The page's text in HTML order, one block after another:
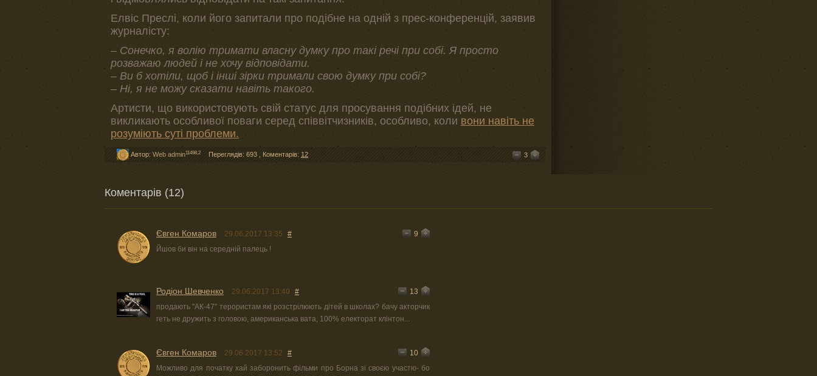
Елвіс Преслі, коли його запитали про подібне на одній з прес-конференцій, заявив
журналісту:
– Сонечко, я волію тримати власну думку про такі речі при собі. Я просто
розважаю людей і не хочу відповідати.
– Ви б хотіли, щоб і інші зірки тримали свою думку при собі?
– Ні, я не можу сказати навіть такого.
Артисти, що використовують свій статус для просування подібних ідей, не
викликають особливої поваги серед співвітчизників, особливо, коли вони навіть не
розуміють суті проблеми.
Автор: Web admin11498,2 Переглядів: 693 Коментарів: 12 3
Коментарів (12)
Євген Комаров 29.06.2017 13:35 #
9
Йшов би він на середній палець !
Родіон Шевченко 29.06.2017 13:40 #
13
продають "АК-47" терористам які розстрілюють дітей в школах? бачу акторчик
геть не дружить з головою, американська вата, 100% електорат клінтон...
Євген Комаров 29.06.2017 13:52 #
10
Можливо для початку хай заборонить фільми про Борна зі своєю участю- бо